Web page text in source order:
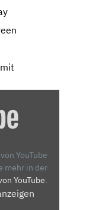
YouTube
mehr in der
YouTube.